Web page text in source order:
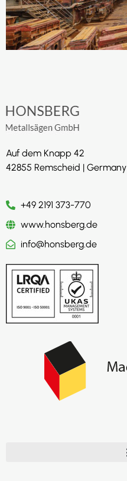
Auf dem Knapp 42
42855 Remscheid | Germany
+49 2191 373-770
www.honsberg.de
info@honsberg.de